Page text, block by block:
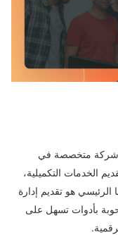
شركة متخصصة في
الخدمات التكميلية،
الرئيسي هو تقديم إدارة
بأدوات تسهل على